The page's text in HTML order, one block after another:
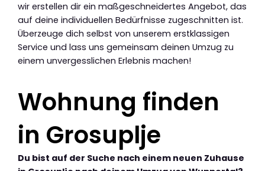
wir erstellen dir ein maßgeschneidertes Angebot, das
auf deine individuellen Bedürfnisse zugeschnitten ist.
Überzeuge dich selbst von unserem erstklassigen
Service und lass uns gemeinsam deinen Umzug zu
einem unvergesslichen Erlebnis machen!
Wohnung finden
in Grosuplje
Du bist auf der Suche nach einem neuen Zuhause